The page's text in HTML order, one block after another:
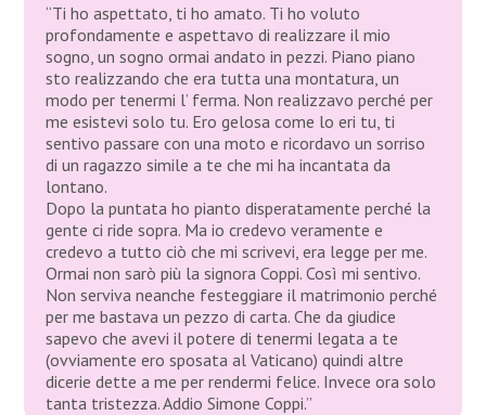
“Ti ho aspettato, ti ho amato. Ti ho voluto
profondamente e aspettavo di realizzare il mio
sogno, un sogno ormai andato in pezzi. Piano piano
sto realizzando che era tutta una montatura, un
modo per tenermi l’ ferma. Non realizzavo perché per
me esistevi solo tu. Ero gelosa come lo eri tu, ti
sentivo passare con una moto e ricordavo un sorriso
di un ragazzo simile a te che mi ha incantata da
lontano.
Dopo la puntata ho pianto disperatamente perché la
gente ci ride sopra. Ma io credevo veramente e
credevo a tutto ciò che mi scrivevi, era legge per me.
Ormai non sarò più la signora Coppi. Così mi sentivo.
Non serviva neanche festeggiare il matrimonio perché
per me bastava un pezzo di carta. Che da giudice
sapevo che avevi il potere di tenermi legata a te
(ovviamente ero sposata al Vaticano) quindi altre
dicerie dette a me per rendermi felice. Invece ora solo
tanta tristezza. Addio Simone Coppi.”